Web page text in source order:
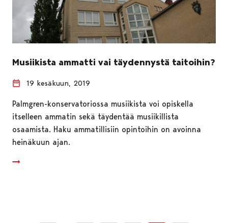
Musiikista ammatti vai täydennystä taitoihin?
19 kesäkuun, 2019
Palmgren-konservatoriossa musiikista voi opiskella
itselleen ammatin sekä täydentää musiikillista
osaamista. Haku ammatillisiin opintoihin on avoinna
heinäkuun ajan.